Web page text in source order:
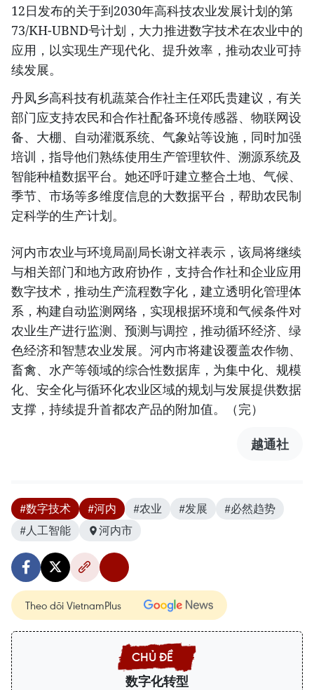
12日发布的关于到2030年高科技农业发展计划的第
73/KH-UBND号计划，大力推进数字技术在农业中的
应用，以实现生产现代化、提升效率，推动农业可持
续发展。
丹凤乡高科技有机蔬菜合作社主任邓氏贵建议，有关
部门应支持农民和合作社配备环境传感器、物联网设
备、大棚、自动灌溉系统、气象站等设施，同时加强
培训，指导他们熟练使用生产管理软件、溯源系统及
智能种植数据平台。她还呼吁建立整合土地、气候、
季节、市场等多维度信息的大数据平台，帮助农民制
定科学的生产计划。
河内市农业与环境局副局长谢文祥表示，该局将继续
与相关部门和地方政府协作，支持合作社和企业应用
数字技术，推动生产流程数字化，建立透明化管理体
系，构建自动监测网络，实现根据环境和气候条件对
农业生产进行监测、预测与调控，推动循环经济、绿
色经济和智慧农业发展。河内市将建设覆盖农作物、
畜禽、水产等领域的综合性数据库，为集中化、规模
化、安全化与循环化农业区域的规划与发展提供数据
支撑，持续提升首都农产品的附加值。（完）
越通社
#数字技术 #河内 #农业 #发展
#必然趋势
#人工智能
河内市
Theo dõi VietnamPlus
数字化转型